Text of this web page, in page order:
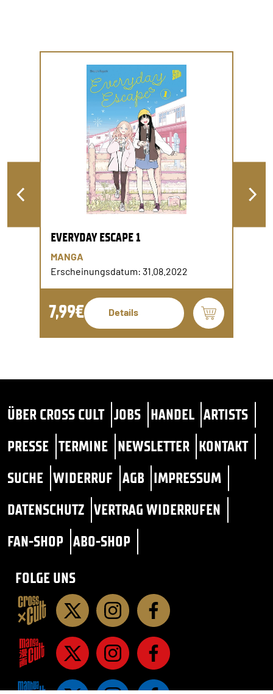
EVERYDAY ESCAPE 1
MANGA
Erscheinungsdatum: 31.08.2022
7,99€ Details
ÜBER CROSS CULT JOBS HANDEL ARTISTS
PRESSE TERMINE NEWSLETTER KONTAKT
SUCHE WIDERRUF AGB IMPRESSUM
DATENSCHUTZ VERTRAG WIDERRUFEN
FAN-SHOP ABO-SHOP
FOLGE UNS